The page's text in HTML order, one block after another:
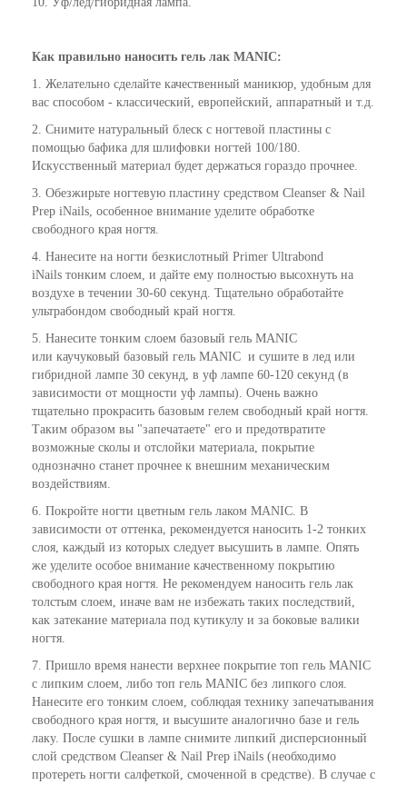
Как правильно наносить гель лак MANIC:
1. Желательно сделайте качественный маникюр, удобным для
вас способом - классический, европейский, аппаратный и т.д.
2. Снимите натуральный блеск с ногтевой пластины с
помощью бафика для шлифовки ногтей 100/180.
Искусственный материал будет держаться гораздо прочнее.
3. Обезжирьте ногтевую пластину средством Cleanser & Nail
Prep iNails, особенное внимание уделите обработке
свободного края ногтя.
4. Нанесите на ногти безкислотный Primer Ultrabond
iNails тонким слоем, и дайте ему полностью высохнуть на
воздухе в течении 30-60 секунд. Тщательно обработайте
ультрабондом свободный край ногтя.
5. Нанесите тонким слоем базовый гель MANIC
или каучуковый базовый гель MANIC и сушите в лед или
гибридной лампе 30 секунд, в уф лампе 60-120 секунд (в
зависимости от мощности уф лампы). Очень важно
тщательно прокрасить базовым гелем свободный край ногтя.
Таким образом вы "запечатаете" его и предотвратите
возможные сколы и отслойки материала, покрытие
однозначно станет прочнее к внешним механическим
воздействиям.
6. Покройте ногти цветным гель лаком MANIC. В
зависимости от оттенка, рекомендуется наносить 1-2 тонких
слоя, каждый из которых следует высушить в лампе. Опять
же уделите особое внимание качественному покрытию
свободного края ногтя. Не рекомендуем наносить гель лак
толстым слоем, иначе вам не избежать таких последствий,
как затекание материала под кутикулу и за боковые валики
ногтя.
7. Пришло время нанести верхнее покрытие топ гель MANIC
с липким слоем, либо топ гель MANIC без липкого слоя.
Нанесите его тонким слоем, соблюдая технику запечатывания
свободного края ногтя, и высушите аналогично базе и гель
лаку. После сушки в лампе снимите липкий дисперсионный
слой средством Cleanser & Nail Prep iNails (необходимо
протереть ногти салфеткой, смоченной в средстве). В случае с